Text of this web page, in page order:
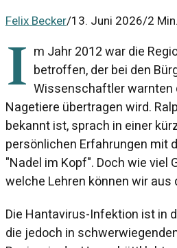
Felix Becker/13. Juni 2026/2
I m Jahr 2012 war die
betroffen, der bei den
Wissenschaftler warnten
Nagetiere übertragen wird.
bekannt ist, sprach in einer
persönlichen Erfahrungen mit
"Nadel im Kopf". Doch wie viel
welche Lehren können wir aus
Die Hantavirus-Infektion ist in
die jedoch in